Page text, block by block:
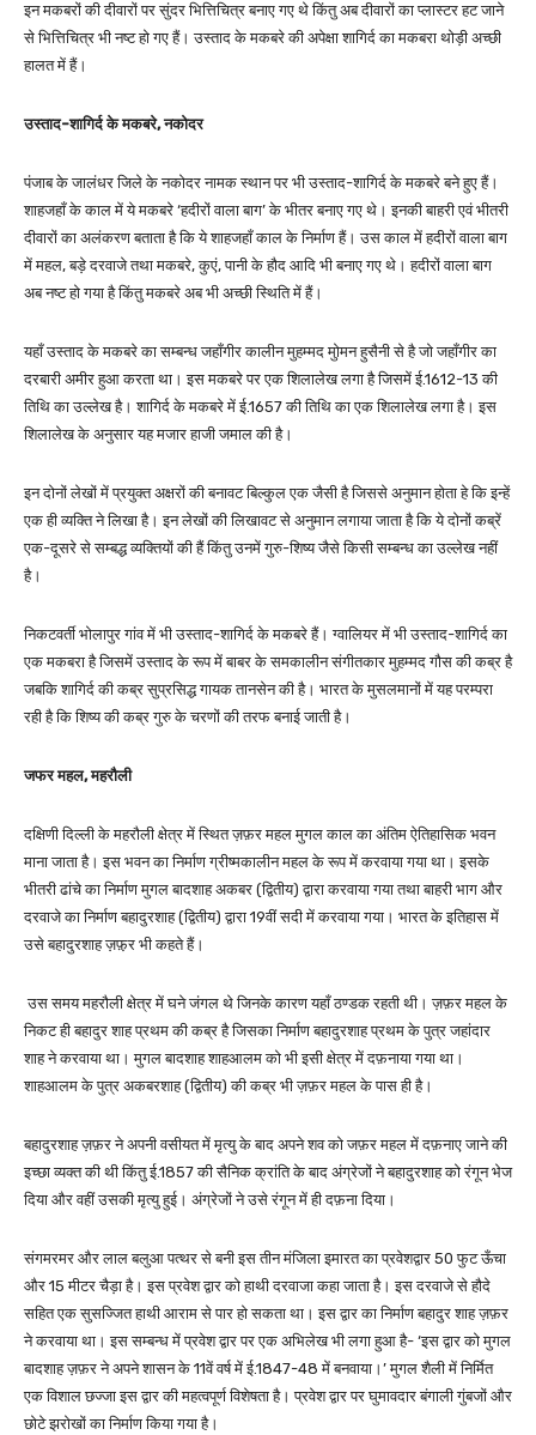
इन मकबरों की दीवारों पर सुंदर भित्तिचित्र बनाए गए थे किंतु अब दीवारों का प्लास्टर हट जाने
से भित्तिचित्र भी नष्ट हो गए हैं। उस्ताद के मकबरे की अपेक्षा शागिर्द का मकबरा थोड़ी अच्छी
हालत में हैं।
उस्ताद-शागिर्द के मकबरे, नकोदर
पंजाब के जालंधर जिले के नकोदर नामक स्थान पर भी उस्ताद-शागिर्द के मकबरे बने हुए हैं।
शाहजहाँ के काल में ये मकबरे ‘हदीरों वाला बाग’ के भीतर बनाए गए थे। इनकी बाहरी एवं भीतरी
दीवारों का अलंकरण बताता है कि ये शाहजहाँ काल के निर्माण हैं। उस काल में हदीरों वाला बाग
में महल, बड़े दरवाजे तथा मकबरे, कुएं, पानी के हौद आदि भी बनाए गए थे। हदीरों वाला बाग
अब नष्ट हो गया है किंतु मकबरे अब भी अच्छी स्थिति में हैं।
यहाँ उस्ताद के मकबरे का सम्बन्ध जहाँगीर कालीन मुहम्मद मुोमन हुसैनी से है जो जहाँगीर का
दरबारी अमीर हुआ करता था। इस मकबरे पर एक शिलालेख लगा है जिसमें ई.1612-13 की
तिथि का उल्लेख है। शागिर्द के मकबरे में ई.1657 की तिथि का एक शिलालेख लगा है। इस
शिलालेख के अनुसार यह मजार हाजी जमाल की है।
इन दोनों लेखों में प्रयुक्त अक्षरों की बनावट बिल्कुल एक जैसी है जिससे अनुमान होता हे कि इन्हें
एक ही व्यक्ति ने लिखा है। इन लेखों की लिखावट से अनुमान लगाया जाता है कि ये दोनों कब्रें
एक-दूसरे से सम्बद्ध व्यक्तियों की हैं किंतु उनमें गुरु-शिष्य जैसे किसी सम्बन्ध का उल्लेख नहीं
है।
निकटवर्ती भोलापुर गांव में भी उस्ताद-शागिर्द के मकबरे हैं। ग्वालियर में भी उस्ताद-शागिर्द का
एक मकबरा है जिसमें उस्ताद के रूप में बाबर के समकालीन संगीतकार मुहम्मद गौस की कब्र है
जबकि शागिर्द की कब्र सुप्रसिद्ध गायक तानसेन की है। भारत के मुसलमानों में यह परम्परा
रही है कि शिष्य की कब्र गुरु के चरणों की तरफ बनाई जाती है।
जफर महल, महरौली
दक्षिणी दिल्ली के महरौली क्षेत्र में स्थित ज़फ़र महल मुगल काल का अंतिम ऐतिहासिक भवन
माना जाता है। इस भवन का निर्माण ग्रीष्मकालीन महल के रूप में करवाया गया था। इसके
भीतरी ढांचे का निर्माण मुगल बादशाह अकबर (द्वितीय) द्वारा करवाया गया तथा बाहरी भाग और
दरवाजे का निर्माण बहादुरशाह (द्वितीय) द्वारा 19वीं सदी में करवाया गया। भारत के इतिहास में
उसे बहादुरशाह ज़फ़़र भी कहते हैं।
उस समय महरौली क्षेत्र में घने जंगल थे जिनके कारण यहाँ ठण्डक रहती थी। ज़फ़र महल के
निकट ही बहादुर शाह प्रथम की कब्र है जिसका निर्माण बहादुरशाह प्रथम के पुत्र जहांदार
शाह ने करवाया था। मुगल बादशाह शाहआलम को भी इसी क्षेत्र में दफ़नाया गया था।
शाहआलम के पुत्र अकबरशाह (द्वितीय) की कब्र भी ज़फ़र महल के पास ही है।
बहादुरशाह ज़फ़र ने अपनी वसीयत में मृत्यु के बाद अपने शव को जफ़र महल में दफ़नाए जाने की
इच्छा व्यक्त की थी किंतु ई.1857 की सैनिक क्रांति के बाद अंग्रेजों ने बहादुरशाह को रंगून भेज
दिया और वहीं उसकी मृत्यु हुई। अंग्रेजों ने उसे रंगून में ही दफ़ना दिया।
संगमरमर और लाल बलुआ पत्थर से बनी इस तीन मंजिला इमारत का प्रवेशद्वार 50 फुट ऊँचा
और 15 मीटर चैड़ा है। इस प्रवेश द्वार को हाथी दरवाजा कहा जाता है। इस दरवाजे से हौदे
सहित एक सुसज्जित हाथी आराम से पार हो सकता था। इस द्वार का निर्माण बहादुर शाह ज़फ़र
ने करवाया था। इस सम्बन्ध में प्रवेश द्वार पर एक अभिलेख भी लगा हुआ है- ‘इस द्वार को मुगल
बादशाह ज़फ़र ने अपने शासन के 11वें वर्ष में ई.1847-48 में बनवाया।’ मुगल शैली में निर्मित
एक विशाल छज्जा इस द्वार की महत्वपूर्ण विशेषता है। प्रवेश द्वार पर घुमावदार बंगाली गुंबजों और
छोटे झरोखों का निर्माण किया गया है।